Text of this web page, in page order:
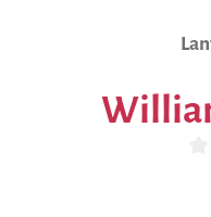
Durchschnittliche